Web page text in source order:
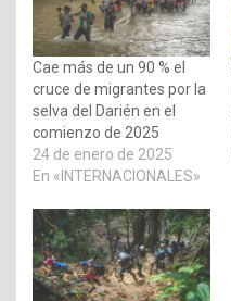
Cae más de un 90 % el
cruce de migrantes por la
selva del Darién en el
comienzo de 2025
24 de enero de 2025
En «INTERNACIONALES»